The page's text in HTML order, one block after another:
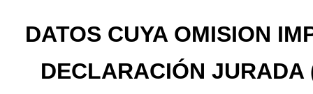
DATOS CUYA OMISION
DECLARACIÓN